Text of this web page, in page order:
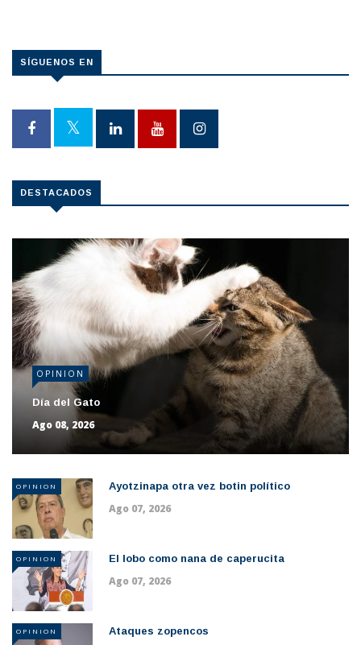
SÍGUENOS EN
DESTACADOS
OPINION
Día del Gato
Ago 08, 2026
OPINION Ayotzinapa otra vez botin político
Ago 07, 2026
OPINION El lobo como nana de caperucita
Ago 07, 2026
OPINION Ataques zopencos